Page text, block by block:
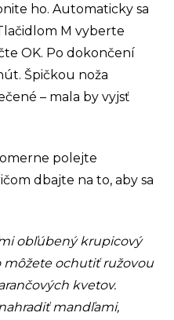
ho. Automaticky sa
M vyberte
OK. Po dokončení
Špičkou noža
– mala by vyjsť
polejte
dbajte na to, aby sa
obľúbený krupicový
môžete ochutiť ružovou
kvetov.
mandľami,